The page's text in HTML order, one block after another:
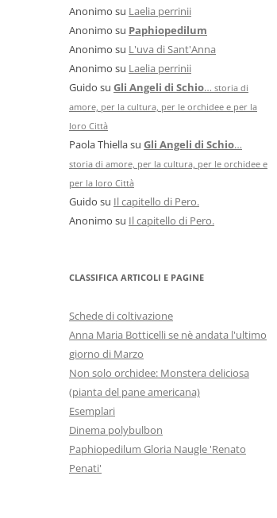
Anonimo su Laelia perrinii
Anonimo su Paphiopedilum
Anonimo su L'uva di Sant'Anna
Anonimo su Laelia perrinii
Guido su Gli Angeli di Schio… storia di
amore, per la cultura, per le orchidee e per la
loro Città
Paola Thiellasu Gli Angeli di Schio…
storia di amore, per la cultura, per le orchidee e
per la loro Città
Guido su Il capitello di Pero.
Anonimo su Il capitello di Pero.
CLASSIFICA ARTICOLI E PAGINE
Schede di coltivazione
Anna Maria Botticelli se nè andata l'ultimo
giorno di Marzo
Non solo orchidee: Monstera deliciosa
(pianta del pane americana)
Esemplari
Dinema polybulbon
Paphiopedilum Gloria Naugle 'Renato
Penati'